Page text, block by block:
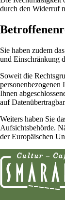
durch den Widerruf
Sie haben zudem
und Einschränkung
Soweit die
Ihnen
auf
Weiters haben Sie
Aufsichtsbehörde.
der Europäischen